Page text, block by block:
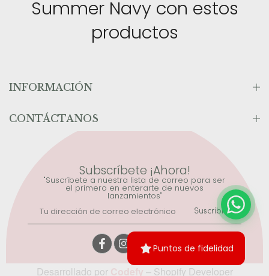
Summer Navy con estos
productos
INFORMACIÓN
CONTÁCTANOS
Subscríbete ¡Ahora!
"Suscríbete a nuestra lista de correo para ser
el primero en enterarte de nuevos
lanzamientos"
Suscribirse
Desarrollado por – Shopify Developer
Puntos de fidelidad